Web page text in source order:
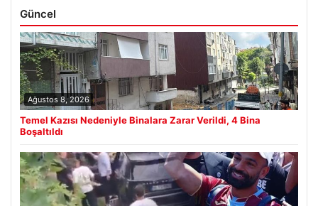
Güncel
Ağustos 8, 2026
Temel Kazısı Nedeniyle Binalara Zarar Verildi, 4 Bina
Boşaltıldı